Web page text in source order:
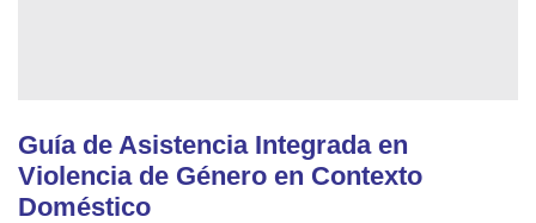
Guía de Asistencia Integrada en
Violencia de Género en Contexto
Doméstico